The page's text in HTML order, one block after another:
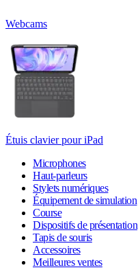
Webcams
Étuis clavier pour iPad
Microphones
Haut-parleurs
Stylets numériques
Équipement de simulation
Course
Dispositifs de présentation
Tapis de souris
Accessoires
Meilleures ventes